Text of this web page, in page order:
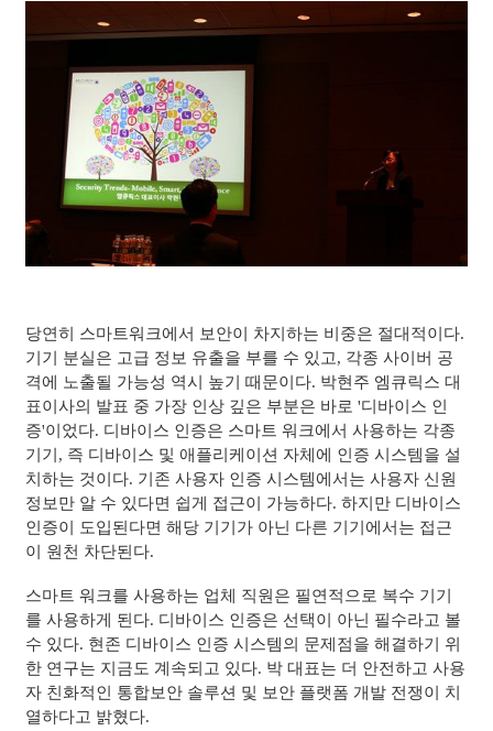
당연히 스마트워크에서 보안이 차지하는 비중은 절대적이다.
기기 분실은 고급 정보 유출을 부를 수 있고, 각종 사이버 공
격에 노출될 가능성 역시 높기 때문이다. 박현주 엠큐릭스 대
표이사의 발표 중 가장 인상 깊은 부분은 바로 '디바이스 인
증'이었다. 디바이스 인증은 스마트 워크에서 사용하는 각종
기기, 즉 디바이스 및 애플리케이션 자체에 인증 시스템을 설
치하는 것이다. 기존 사용자 인증 시스템에서는 사용자 신원
정보만 알 수 있다면 쉽게 접근이 가능하다. 하지만 디바이스
인증이 도입된다면 해당 기기가 아닌 다른 기기에서는 접근
이 원천 차단된다.
스마트 워크를 사용하는 업체 직원은 필연적으로 복수 기기
를 사용하게 된다. 디바이스 인증은 선택이 아닌 필수라고 볼
수 있다. 현존 디바이스 인증 시스템의 문제점을 해결하기 위
한 연구는 지금도 계속되고 있다. 박 대표는 더 안전하고 사용
자 친화적인 통합보안 솔루션 및 보안 플랫폼 개발 전쟁이 치
열하다고 밝혔다.